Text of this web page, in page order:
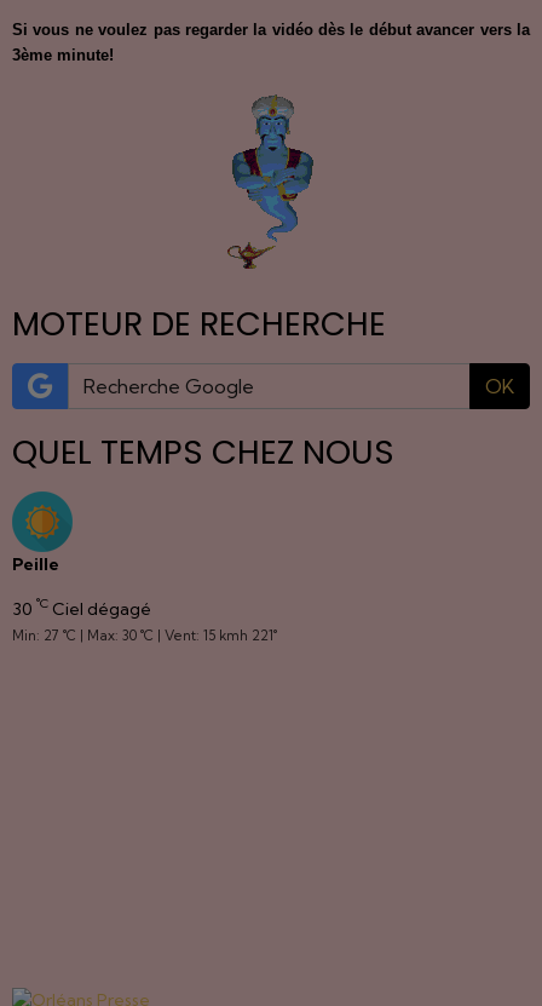
Si vous ne voulez pas regarder la vidéo dès le début avancer vers la
3ème minute!
MOTEUR DE RECHERCHE
OK
QUEL TEMPS CHEZ NOUS
Peille
30 °C Ciel dégagé
Min: 27 °C | Max: 30 °C | Vent: 15 kmh 221°